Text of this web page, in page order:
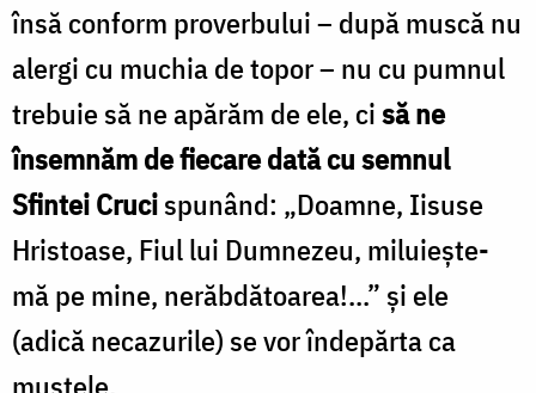
Oana
Nechifor
însă conform proverbului – după muscă nu
alergi cu muchia de topor – nu cu pumnul
trebuie să ne apărăm de ele, cisă ne
însemnăm de fiecare dată cu semnul
Sfintei Crucispunând: „Doamne, Iisuse
Hristoase, Fiul lui Dumnezeu, miluiește-
mă pe mine, nerăbdătoarea!...” și ele
(adică necazurile) se vor îndepărta ca